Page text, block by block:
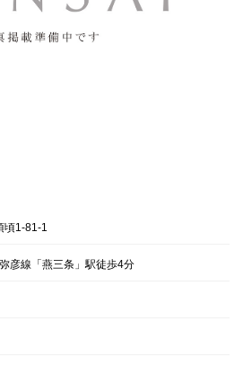
頃1-81-1
彦線「燕三条」駅徒歩4分